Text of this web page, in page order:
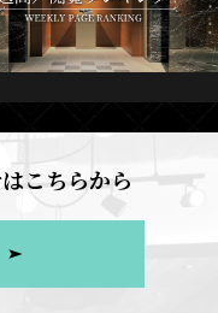
こちらから